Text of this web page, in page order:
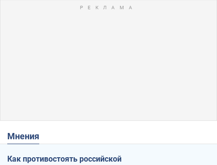
Мнения
Как противостоять российской